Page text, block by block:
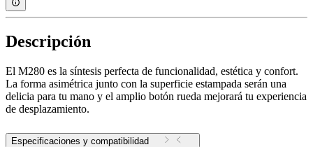
Descripción
El M280 es la síntesis perfecta de funcionalidad, estética y confort.
La forma asimétrica junto con la superficie estampada serán una
delicia para tu mano y el amplio botón rueda mejorará tu experiencia
de desplazamiento.
Especificaciones y compatibilidad